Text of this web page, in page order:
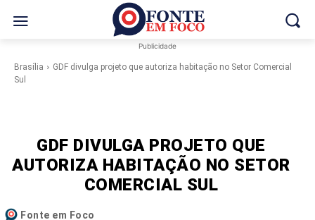
Publicidade
Brasília
GDF divulga projeto que autoriza habitação no Setor Comercial
Sul
GDF DIVULGA PROJETO QUE
AUTORIZA HABITAÇÃO NO SETOR
COMERCIAL SUL
Fonte em Foco